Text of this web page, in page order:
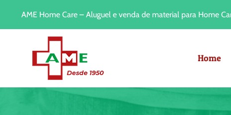
AME Home Care – Aluguel e venda de material para Home
Home